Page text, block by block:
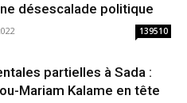
désescalade politique
139510
partielles à Sada :
Mariam Kalame en tête